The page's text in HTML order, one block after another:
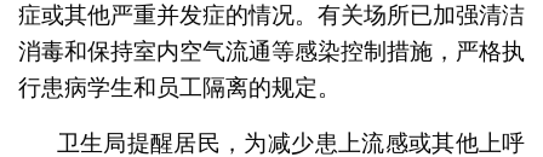
症或其他严重并发症的情况。有关场所已加强清洁
消毒和保持室内空气流通等感染控制措施，严格执
行患病学生和员工隔离的规定。
卫生局提醒居民，为减少患上流感或其他上呼